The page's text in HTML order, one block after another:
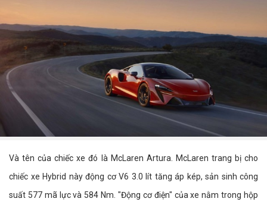
Và tên của chiếc xe đó là McLaren Artura. McLaren trang bị cho
chiếc xe Hybrid này động cơ V6 3.0 lít tăng áp kép, sản sinh công
suất 577 mã lực và 584 Nm. "Động cơ điện" của xe nằm trong hộp